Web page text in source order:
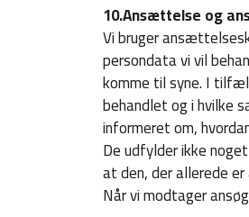
10.Ansættelse og
Vi bruger
persondata vi vil
komme til syne. I
behandlet og i hvilke
informeret om,
De udfylder ikke
at den, der allerede
Når vi modtager